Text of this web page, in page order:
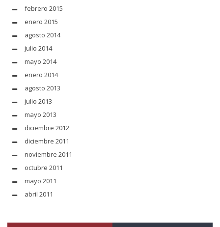
febrero 2015
enero 2015
agosto 2014
julio 2014
mayo 2014
enero 2014
agosto 2013
julio 2013
mayo 2013
diciembre 2012
diciembre 2011
noviembre 2011
octubre 2011
mayo 2011
abril 2011